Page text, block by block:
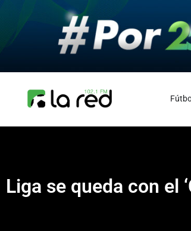
Liga se queda con el